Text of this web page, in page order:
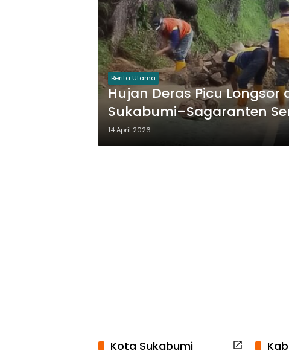
Berita Utama
Hujan Deras Picu
Sukabumi–Sagaranten
14 April 2026
Kota Sukabumi